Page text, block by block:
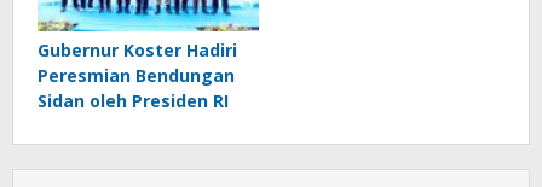
Gubernur Koster Hadiri
Peresmian Bendungan
Sidan oleh Presiden RI